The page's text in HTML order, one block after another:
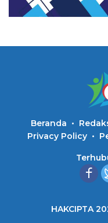
Beranda
Privacy Policy
HAKCIPTA